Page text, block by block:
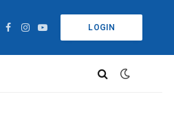
Facebook
Instagram
YouTube
LOGIN